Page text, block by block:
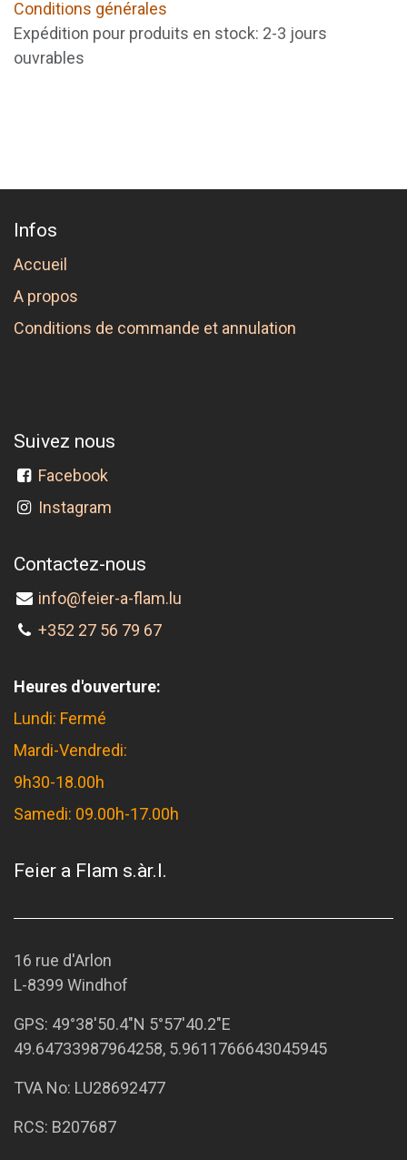
Conditions générales
Expédition pour produits en stock: 2-3 jours
ouvrables
Infos
Accueil
A propos
Conditions de commande et annulation
Suivez nous
Facebook
Instagram
Contactez-nous
info@feier-a-flam.lu
+352 27 56 79 67
Heures d'ouverture:
Lundi: Fermé
Mardi-Vendredi:
9h30-18.00h
Samedi: 09.00h-17.00h
Feier a Flam s.àr.l.
16 rue d'Arlon
L-8399 Windhof
GPS: 49°38'50.4"N 5°57'40.2"E
49.64733987964258, 5.9611766643045945
TVA No: LU28692477
RCS: B207687